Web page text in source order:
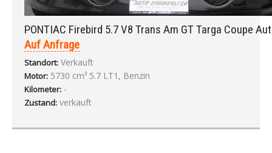
PONTIAC Firebird 5.7 V8 Trans Am GT Targa Coupe
Auf Anfrage
Standort: Verkauft
Motor: 5730 cm³ 5.7 LT1, Benzin
Kilometer: -
Zustand: verkauft